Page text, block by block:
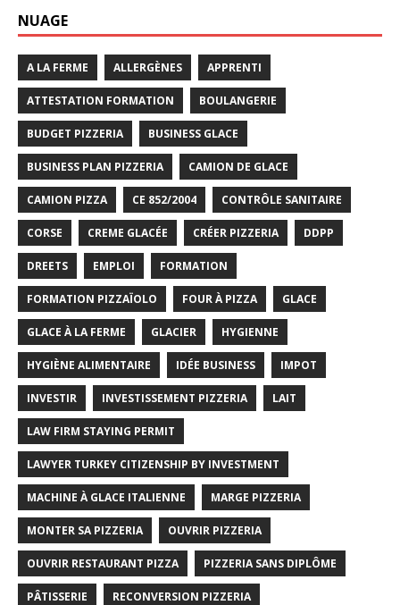
NUAGE
A LA FERME ALLERGÈNES APPRENTI
ATTESTATION FORMATION BOULANGERIE
BUDGET PIZZERIA BUSINESS GLACE
BUSINESS PLAN PIZZERIA CAMION DE GLACE
CAMION PIZZA CE 852/2004 CONTRÔLE SANITAIRE
CORSE CREME GLACÉE CRÉER PIZZERIA DDPP
DREETS EMPLOI FORMATION
FORMATION PIZZAÏOLO FOUR À PIZZA GLACE
GLACE À LA FERME GLACIER HYGIENNE
HYGIÈNE ALIMENTAIRE IDÉE BUSINESS IMPOT
INVESTIR INVESTISSEMENT PIZZERIA LAIT
LAW FIRM STAYING PERMIT
LAWYER TURKEY CITIZENSHIP BY INVESTMENT
MACHINE À GLACE ITALIENNE MARGE PIZZERIA
MONTER SA PIZZERIA OUVRIR PIZZERIA
OUVRIR RESTAURANT PIZZA PIZZERIA SANS DIPLÔME
PÂTISSERIE RECONVERSION PIZZERIA